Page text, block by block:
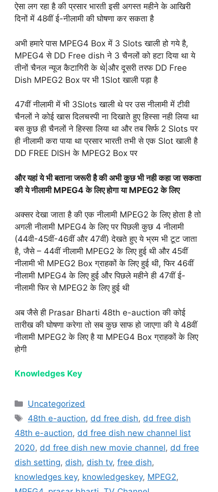
ऐसा लग रहा है की प्रसार भारती इसी अगस्त महीने के आखिरी
दिनों में 48वीं ई-नीलामी की घोषणा कर सकता है
अभी हमारे पास MPEG4 Box में 3 Slots खाली हो गये है,
MPEG4 से DD Free dish ने 3 चैनलों को हटा दिया था ये
तीनों चैनल न्यूज कैटागिरी के थे|और दूसरी तरफ DD Free
Dish MPEG2 Box पर भी 1Slot खाली पड़ा है
47वीं नीलामी में भी 3Slots खाली थे पर उस नीलामी में टीवी
चैनलों ने कोई खास दिलचस्पी ना दिखाते हुए हिस्सा नही लिया था
बस कुछ ही चैनलों ने हिस्सा लिया था और तब सिर्फ 2 Slots पर
ही नीलामी करा पाया था प्रसार भारती तभी से एक Slot खाली है
DD FREE DISH के MPEG2 Box पर
और यहां ये भी बताना जरूरी है की अभी कुछ भी नही कहा जा सकता
की ये नीलामी MPEG4 के लिए होगा या MPEG2 के लिए
अक्सर देखा जाता है की एक नीलामी MPEG2 के लिए होता है तो
अगली नीलामी MPEG4 के लिए पर पिछली कुछ 4 नीलामी
(44वी-45वीं-46वीं और 47वीं) देखते हुए ये भ्रम भी टूट जाता
है, जैसे – 44वीं नीलामी MPEG2 के लिए हुई थी और 45वीं
नीलामी भी MPEG2 Box ग्राहकों के लिए हुई थी, फिर 46वीं
नीलामी MPEG4 के लिए हुई और पिछले महीने ही 47वीं ई-
नीलामी फिर से MPEG2 के लिए हुई थी
अब जैसे ही Prasar Bharti 48th e-auction की कोई
तारीख की घोषणा करेगा तो सब कुछ साफ हो जाएगा की ये 48वीं
नीलामी MPEG2 के लिए है या MPEG4 Box ग्राहकों के लिए
होगी
Knowledges Key
Categories
Uncategorized
Tags
48th e-auction, dd free dish, dd free dish
48th e-auction, dd free dish new channel list
2020, dd free dish new movie channel, dd free
dish setting, dish, dish tv, free dish,
knowledges key, knowledgeskey, MPEG2,